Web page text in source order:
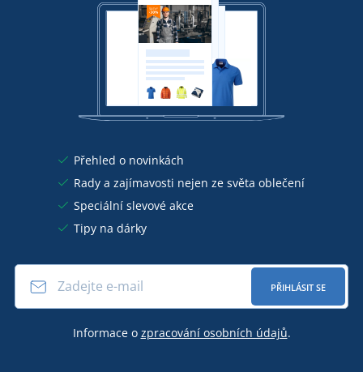
Přehled o novinkách
Rady a zajímavosti nejen ze světa oblečení
Speciální slevové akce
Tipy na dárky
PŘIHLÁSIT SE
Informace o zpracování osobních údajů.